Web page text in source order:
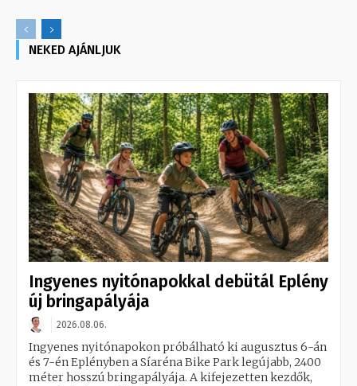
NEKED AJÁNLJUK
Ingyenes nyitónapokkal debütál Eplény
új bringapályája
2026.08.06.
Ingyenes nyitónapokon próbálható ki augusztus 6-án
és 7-én Eplényben a Síaréna Bike Park legújabb, 2400
méter hosszú bringapályája. A kifejezetten kezdők,